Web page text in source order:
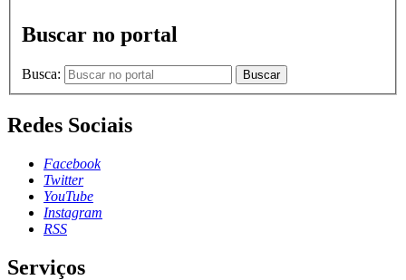
Buscar no portal
Busca: Buscar
Redes Sociais
Facebook
Twitter
YouTube
Instagram
RSS
Serviços